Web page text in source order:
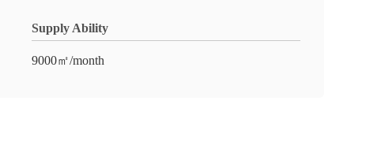
Supply Ability
9000㎡/month